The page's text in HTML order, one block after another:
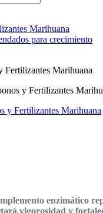
Marihuana
para crecimiento
enzimático
vigorosidad y